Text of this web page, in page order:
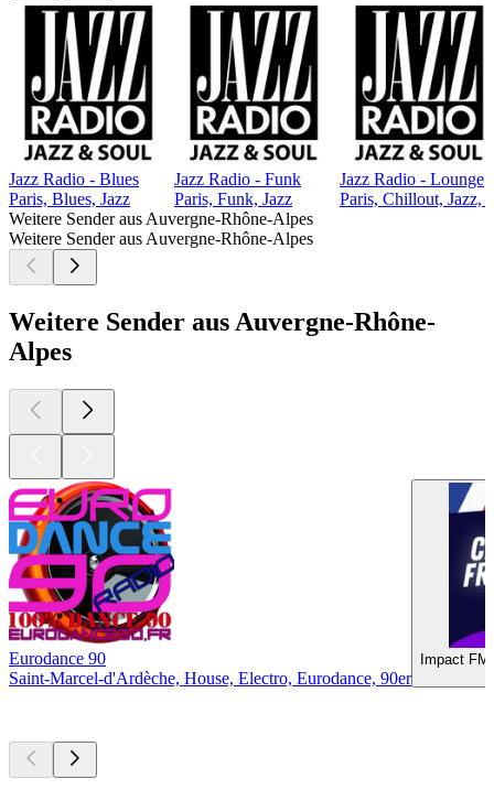
Jazz Radio - Blues
Paris, Blues, Jazz
Jazz Radio - Funk
Paris, Funk, Jazz
Jazz Radio - Lounge
Paris, Chillout, Jazz,
Weitere Sender aus Auvergne-Rhône-Alpes
Weitere Sender aus Auvergne-Rhône-Alpes
Weitere Sender aus Auvergne-Rhône-
Alpes
Eurodance 90
Saint-Marcel-d'Ardèche, House, Electro, Eurodance, 90er
Impact FM